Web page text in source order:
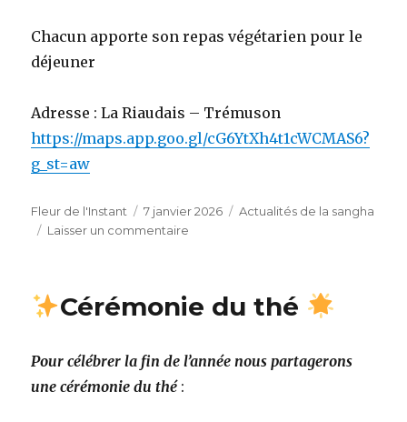
Chacun apporte son repas végétarien pour le
déjeuner
Adresse : La Riaudais – Trémuson
https://maps.app.goo.gl/cG6YtXh4t1cWCMAS6?
g_st=aw
Auteur
Fleur de l'Instant
Publié
le
7 janvier 2026 Catégories
Actualités de la sangha
Laisser un commentaire
Conscience
Cérémonie du thé
Pour célébrer la fin de l’année nous partagerons
une cérémonie du thé: